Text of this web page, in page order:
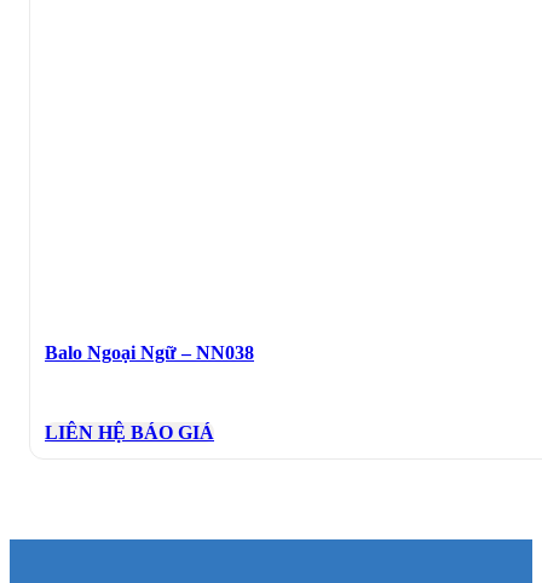
Balo Ngoại Ngữ – NN038
LIÊN HỆ BÁO GIÁ